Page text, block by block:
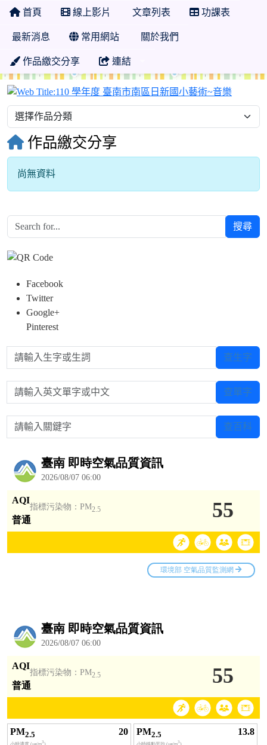
首頁 線上影片 文章列表 功課表
最新消息 常用網站 關於我們
作品繳交分享 連結
110 學
作品繳交分享
尚無資料
搜尋
Facebook
Twitter
Google+
Pinterest
請輸入生字或生詞 查生字
請輸入英文單字或中文 查單字
請輸入關鍵字 查百科